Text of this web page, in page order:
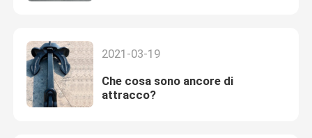
2021-03-19
Che cosa sono ancore di
attracco?